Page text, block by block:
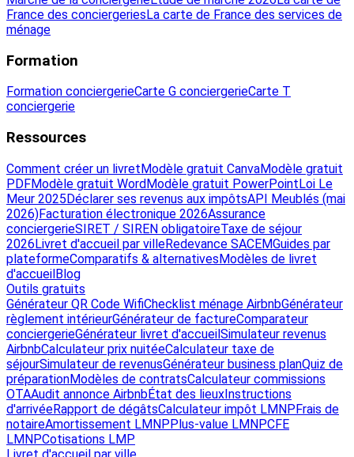
France des conciergeriesLa carte de France des services de
ménage
Formation
Formation conciergerieCarte G conciergerieCarte T
conciergerie
Ressources
Comment créer un livretModèle gratuit CanvaModèle gratuit
PDFModèle gratuit WordModèle gratuit PowerPointLoi Le
Meur 2025Déclarer ses revenus aux impôtsAPI Meublés (mai
2026)Facturation électronique 2026Assurance
conciergerieSIRET / SIREN obligatoireTaxe de séjour
2026Livret d'accueil par villeRedevance SACEMGuides par
plateformeComparatifs & alternativesModèles de livret
d'accueilBlog
Outils gratuits
Générateur QR Code WifiChecklist ménage AirbnbGénérateur
règlement intérieurGénérateur de factureComparateur
conciergerieGénérateur livret d'accueilSimulateur revenus
AirbnbCalculateur prix nuitéeCalculateur taxe de
séjourSimulateur de revenusGénérateur business planQuiz de
préparationModèles de contratsCalculateur commissions
OTAAudit annonce AirbnbÉtat des lieuxInstructions
d'arrivéeRapport de dégâtsCalculateur impôt LMNPFrais de
notaireAmortissement LMNPPlus-value LMNPCFE
LMNPCotisations LMP